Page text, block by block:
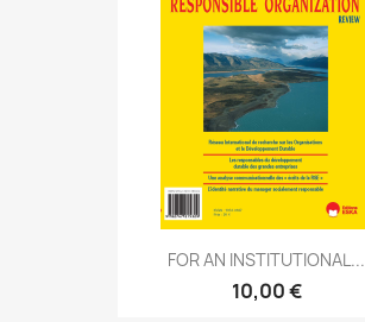
FOR AN INSTITUTIONAL...
10,00 €